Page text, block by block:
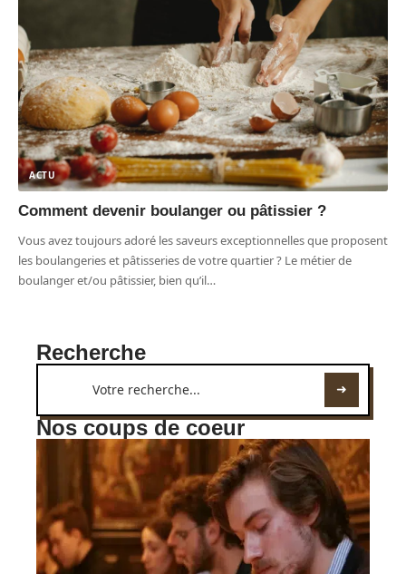
ACTU
Comment devenir boulanger ou pâtissier ?
Vous avez toujours adoré les saveurs exceptionnelles que proposent
les boulangeries et pâtisseries de votre quartier ? Le métier de
boulanger et/ou pâtissier, bien qu’il…
Recherche
Nos coups de coeur